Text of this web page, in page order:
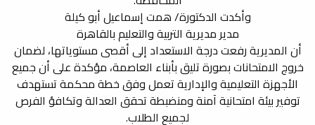
وأكدت الدكتورة/ همت إسماعيل أبو كيلة
مدير مديرية التربية والتعليم بالقاهرة
أن المديرية رفعت درجة الاستعداد إلى أقصى مستوياتها، لضمان
خروج الامتحانات بصورة تليق بأبناء العاصمة، مؤكدة على أن جميع
الأجهزة التعليمية والإدارية تعمل وفق خطة محكمة تستهدف
توفير بيئة امتحانية آمنة ومنضبطة تحقق العدالة وتكافؤ الفرص
لجميع الطلاب.